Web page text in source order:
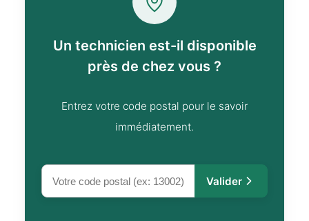
Un technicien est-il disponible
près de chez vous ?
Entrez votre code postal pour le savoir
immédiatement.
Valider